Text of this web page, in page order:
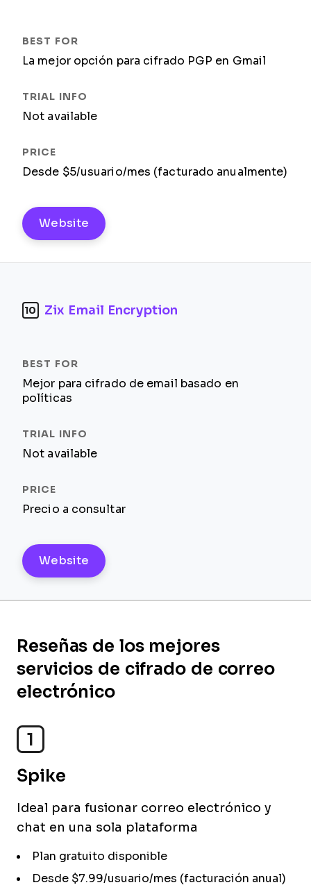
La mejor opción para cifrado PGP en Gmail
Not available
Desde $5/usuario/mes (facturado anualmente)
Website
10 Zix Email Encryption
Mejor para cifrado de email basado en
políticas
Not available
Precio a consultar
Website
Reseñas de los mejores
servicios de cifrado de correo
electrónico
1
Spike
Ideal para fusionar correo electrónico y
chat en una sola plataforma
Plan gratuito disponible
Desde $7.99/usuario/mes (facturación anual)